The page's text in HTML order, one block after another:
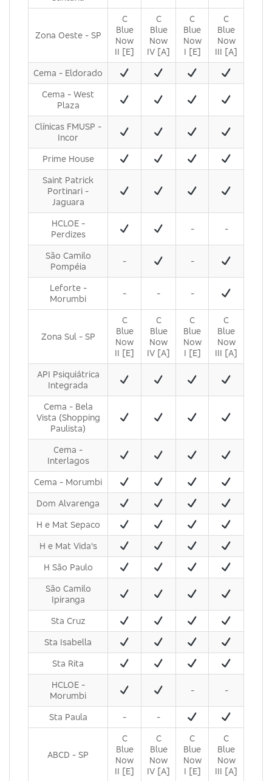
Zona Oeste - SP
C
Blue
Now
II [E]
C
Blue
Now
IV [A]
C
Blue
Now
I [E]
C
Blue
Now
III [A]
Cema - Eldorado
Cema - West
Plaza
Clínicas FMUSP -
Incor
Prime House
Saint Patrick
Portinari -
Jaguara
HCLOE -
Perdizes
- -
São Camilo
Pompéia
- -
Leforte -
Morumbi
- - -
Zona Sul - SP
C
Blue
Now
II [E]
C
Blue
Now
IV [A]
C
Blue
Now
I [E]
C
Blue
Now
III [A]
API Psiquiátrica
Integrada
Cema - Bela
Vista (Shopping
Paulista)
Cema -
Interlagos
Cema - Morumbi
Dom Alvarenga
H e Mat Sepaco
H e Mat Vida's
H São Paulo
São Camilo
Ipiranga
Sta Cruz
Sta Isabella
Sta Rita
HCLOE -
Morumbi
- -
Sta Paula - -
ABCD - SP
C
Blue
Now
II [E]
C
Blue
Now
IV [A]
C
Blue
Now
I [E]
C
Blue
Now
III [A]